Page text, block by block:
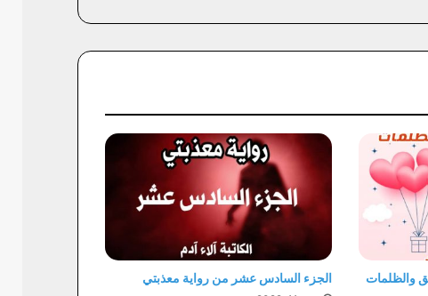
والظلمات الجزء السادس عشر من رواية معذبتي